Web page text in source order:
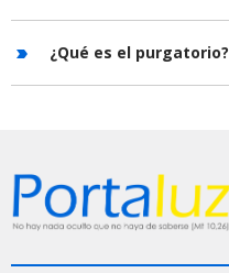
¿Qué es el purgatorio?